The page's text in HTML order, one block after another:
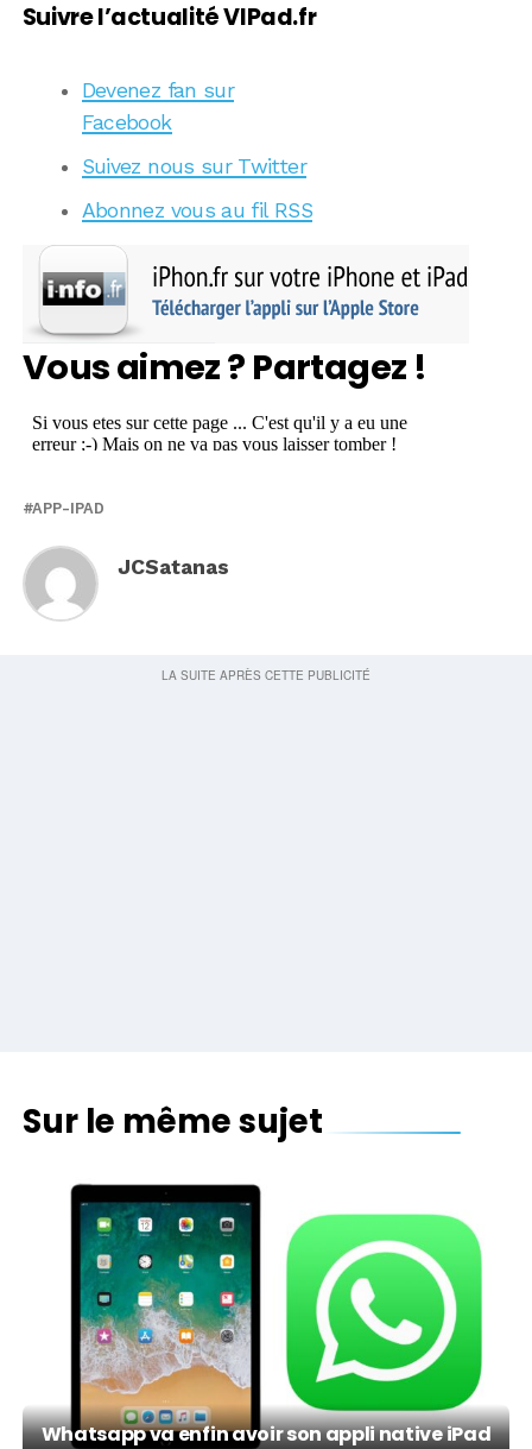
Suivre l’actualité VIPad.fr
Devenez fan sur
Facebook
Suivez nous sur Twitter
Abonnez vous au fil RSS
Vous aimez ? Partagez !
APP-IPAD
JCSatanas
Sur le même sujet
Whatsapp va enfin avoir son appli native iPad